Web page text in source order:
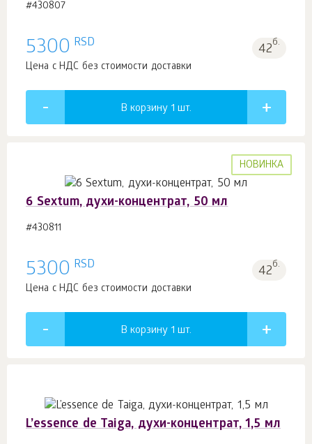
#430807
5300 RSD 42б.
Цена с НДС без стоимости доставки
В корзину 1 шт.
НОВИНКА
6 Sextum, духи-концентрат, 50 мл
#430811
5300 RSD 42б.
Цена с НДС без стоимости доставки
В корзину 1 шт.
L’essence de Taiga, духи-концентрат, 1,5 мл